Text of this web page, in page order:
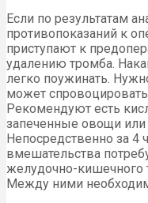
Если по результатам
противопоказаний к
приступают к
удалению тромба.
легко поужинать.
может
Рекомендуют есть
запеченные овощи
Непосредственно за 4
вмешательства
желудочно-кишечного
Между ними